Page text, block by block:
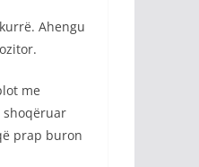
Ahengu
me
shoqëruar
prap buron